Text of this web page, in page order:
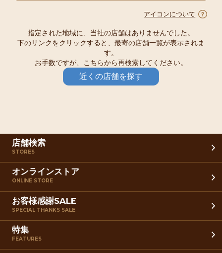
アイコンについて
指定された地域に、当社の店舗はありませんでした。
下のリンクをクリックすると、最寄の店舗一覧が表示されま
す。
お手数ですが、こちらから再検索してください。
近くの店舗を探す
店舗検索
STORES
オンラインストア
ONLINE STORE
お客様感謝SALE
SPECIAL THANKS SALE
特集
FEATURES